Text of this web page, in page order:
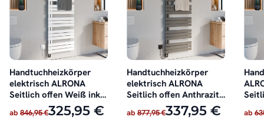
Handtuchheizkörper
elektrisch ALRONA
Seitlich offen Weiß inkl.
ab 846,95 €325,95 €
Handtuchheizkörper
elektrisch ALRONA
Seitlich offen Anthrazit
inkl. Heizstab
ab 877,95 €337,95 € ab